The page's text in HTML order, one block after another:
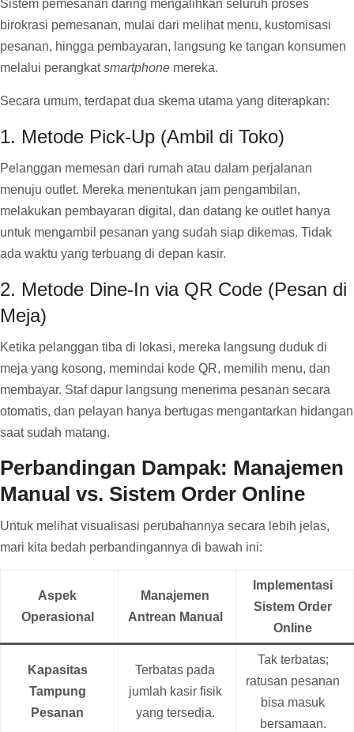
Sistem pemesanan daring mengalihkan seluruh proses
birokrasi pemesanan, mulai dari melihat menu, kustomisasi
pesanan, hingga pembayaran, langsung ke tangan konsumen
melalui perangkatsmartphone mereka.
Secara umum, terdapat dua skema utama yang diterapkan:
1. Metode Pick-Up (Ambil di Toko)
Pelanggan memesan dari rumah atau dalam perjalanan
menuju outlet. Mereka menentukan jam pengambilan,
melakukan pembayaran digital, dan datang ke outlet hanya
untuk mengambil pesanan yang sudah siap dikemas. Tidak
ada waktu yang terbuang di depan kasir.
2. Metode Dine-In via QR Code (Pesan di
Meja)
Ketika pelanggan tiba di lokasi, mereka langsung duduk di
meja yang kosong, memindai kode QR, memilih menu, dan
membayar. Staf dapur langsung menerima pesanan secara
otomatis, dan pelayan hanya bertugas mengantarkan hidangan
saat sudah matang.
Perbandingan Dampak: Manajemen
Manual vs. Sistem Order Online
Untuk melihat visualisasi perubahannya secara lebih jelas,
mari kita bedah perbandingannya di bawah ini:
Aspek
Operasional
Manajemen
Antrean Manual
Implementasi
Sistem Order
Online
Kapasitas
Tampung
Pesanan
Terbatas pada
jumlah kasir fisik
yang tersedia.
Tak terbatas;
ratusan pesanan
bisa masuk
bersamaan.